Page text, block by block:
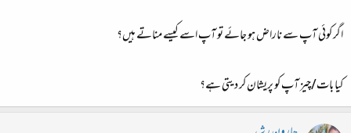
اگر کوئی آپ سے ناراض ہو جائے تو آپ اسے کیسے مناتے ہیں؟
کیا بات/چیز آپ کو پریشان کر دیتی ہے؟